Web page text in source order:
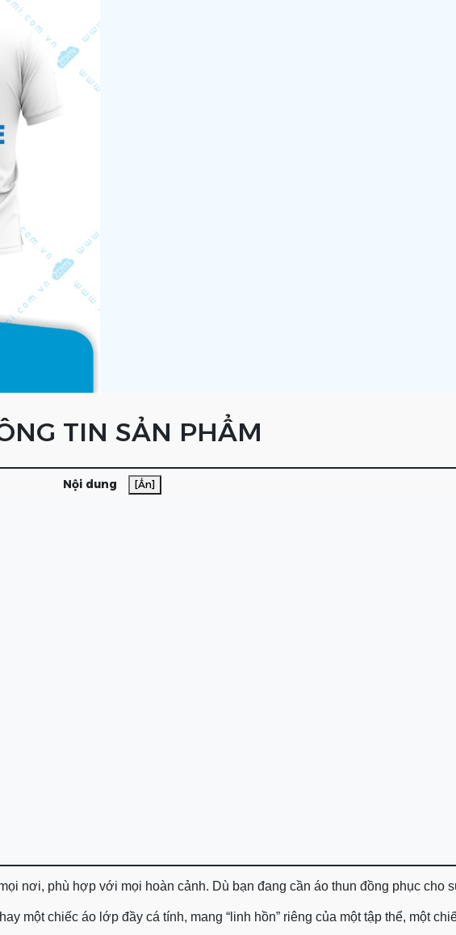
TIN SẢN PHẨM
Nội dung [Ẩn]
nơi, phù hợp với mọi hoàn cảnh. Dù bạn đang cần áo thun đồng phục cho
một chiếc áo lớp đầy cá tính, mang “linh hồn” riêng của một tập thể, một